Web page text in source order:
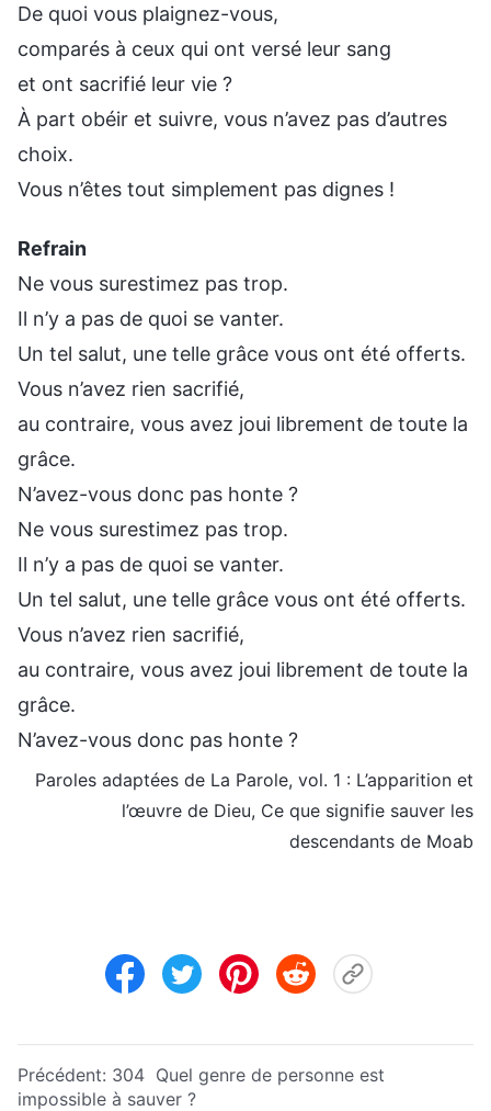
De quoi vous plaignez-vous,
comparés à ceux qui ont versé leur sang
et ont sacrifié leur vie ?
À part obéir et suivre, vous n’avez pas d’autres
choix.
Vous n’êtes tout simplement pas dignes !
Refrain
Ne vous surestimez pas trop.
Il n’y a pas de quoi se vanter.
Un tel salut, une telle grâce vous ont été offerts.
Vous n’avez rien sacrifié,
au contraire, vous avez joui librement de toute la
grâce.
N’avez-vous donc pas honte ?
Ne vous surestimez pas trop.
Il n’y a pas de quoi se vanter.
Un tel salut, une telle grâce vous ont été offerts.
Vous n’avez rien sacrifié,
au contraire, vous avez joui librement de toute la
grâce.
N’avez-vous donc pas honte ?
Paroles adaptées de La Parole, vol. 1 : L’apparition et
l’œuvre de Dieu, Ce que signifie sauver les
descendants de Moab
Précédent: 304 Quel genre de personne est
impossible à sauver ?